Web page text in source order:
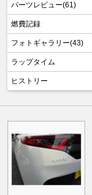
パーツレビュー(61)
燃費記録
フォトギャラリー(43)
ラップタイム
ヒストリー